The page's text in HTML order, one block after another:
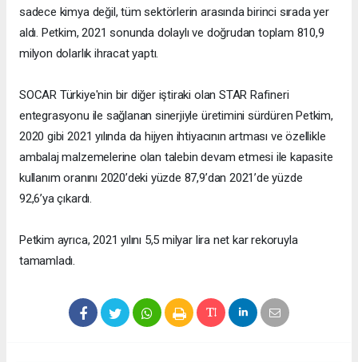
sadece kimya değil, tüm sektörlerin arasında birinci sırada yer
aldı. Petkim, 2021 sonunda dolaylı ve doğrudan toplam 810,9
milyon dolarlık ihracat yaptı.
SOCAR Türkiye'nin bir diğer iştiraki olan STAR Rafineri
entegrasyonu ile sağlanan sinerjiyle üretimini sürdüren Petkim,
2020 gibi 2021 yılında da hijyen ihtiyacının artması ve özellikle
ambalaj malzemelerine olan talebin devam etmesi ile kapasite
kullanım oranını 2020’deki yüzde 87,9’dan 2021’de yüzde
92,6’ya çıkardı.
Petkim ayrıca, 2021 yılını 5,5 milyar lira net kar rekoruyla
tamamladı.